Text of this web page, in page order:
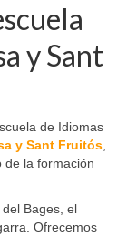
y Sant
de Idiomas
y Sant Fruitós,
de la formación
Bages, el
Ofrecemos